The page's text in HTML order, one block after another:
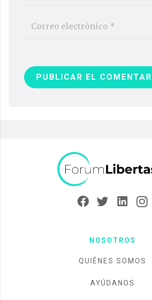
PUBLICAR EL
NOSOTROS
QUIÉNES SOMOS
AYÚDANOS